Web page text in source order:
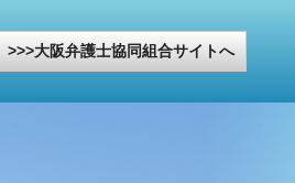
大阪弁護士協同組合サイトへ